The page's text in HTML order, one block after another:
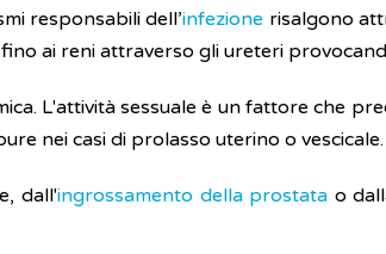
responsabili dell’infezione risalgono
ai reni attraverso gli ureteri
L'attività sessuale è un fattore che
nei casi di prolasso uterino o vescicale.
dall'ingrossamento della prostata o